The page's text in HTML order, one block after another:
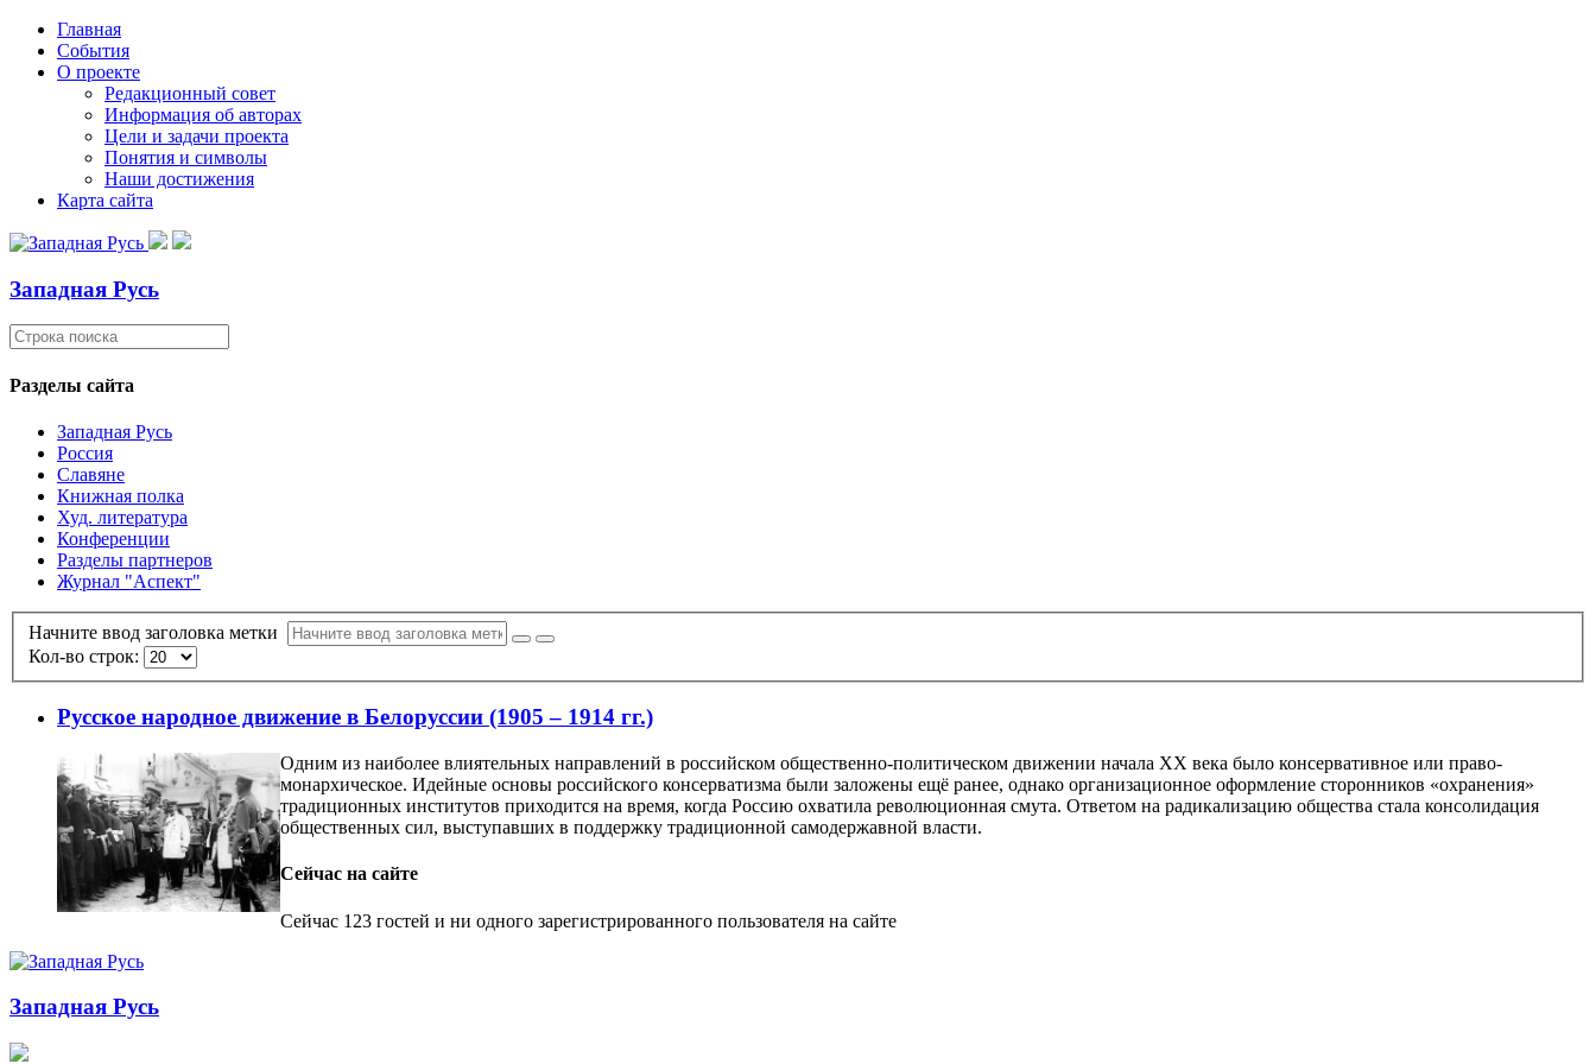
Главная
События
О проекте
Редакционный совет
Информация об авторах
Цели и задачи проекта
Понятия и символы
Наши достижения
Карта сайта
Западная Русь
Разделы сайта
Западная Русь
Россия
Славяне
Книжная полка
Худ. литература
Конференции
Разделы партнеров
Журнал "Аспект"
Начните ввод заголовка метки
Кол-во строк:
Русское народное движение в Белоруссии (1905 – 1914 гг.)
Одним из наиболее влиятельных направлений в российском общественно-политическом движении начала XX века было консервативное или право-
монархическое. Идейные основы российского консерватизма были заложены ещё ранее, однако организационное оформление сторонников «охранения»
традиционных институтов приходится на время, когда Россию охватила революционная смута. Ответом на радикализацию общества стала консолидация
общественных сил, выступавших в поддержку традиционной самодержавной власти.
Сейчас на сайте
Сейчас 123 гостей и ни одного зарегистрированного пользователя на сайте
Западная Русь